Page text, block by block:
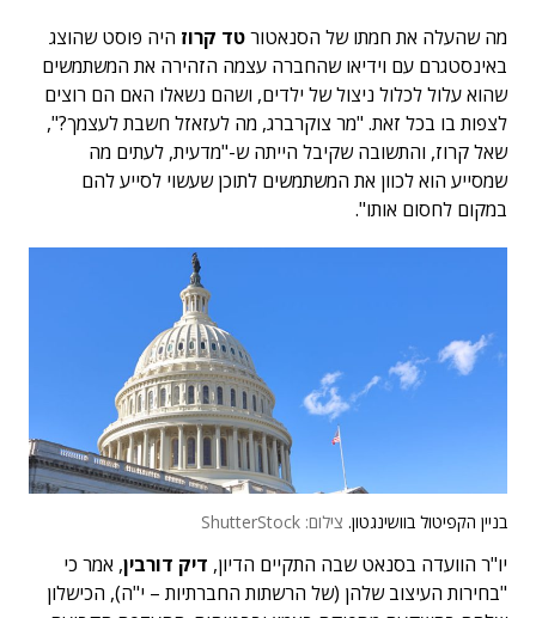
מה שהעלה את חמתו של הסנאטורטד קרוז היה פוסט שהוצג
באינסטגרם עם וידיאו שהחברה עצמה הזהירה את המשתמשים
שהוא עלול לכלול ניצול של ילדים, ושהם נשאלו האם הם רוצים
לצפות בו בכל זאת. "מר צוקרברג, מה לעזאזל חשבת לעצמך?",
שאל קרוז, והתשובה שקיבל הייתה ש-"מדעית, לעתים מה
שמסייע הוא לכוון את המשתמשים לתוכן שעשוי לסייע להם
במקום לחסום אותו".
בניין הקפיטול בוושינגטון. צילום: ShutterStock
יו"ר הוועדה בסנאט שבה התקיים הדיון, דיק דורבין, אמר כי
"בחירות העיצוב שלהן (של הרשתות החברתיות – י"ה), הכישלון